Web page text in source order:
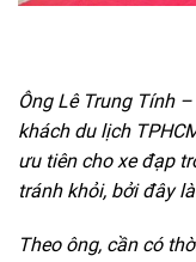
Ông Lê Trung Tính
khách du lịch
ưu tiên cho xe đạp
tránh khỏi, bởi đây
Theo ông, cần có